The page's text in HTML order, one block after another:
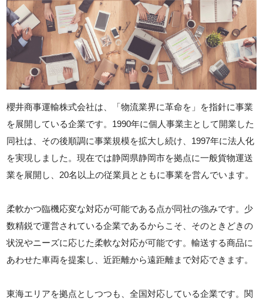
櫻井商事運輸株式会社は、「物流業界に革命を」を指針に事業
を展開している企業です。1990年に個人事業主として開業した
同社は、その後順調に事業規模を拡大し続け、1997年に法人化
を実現しました。現在では静岡県静岡市を拠点に一般貨物運送
業を展開し、20名以上の従業員とともに事業を営んでいます。
柔軟かつ臨機応変な対応が可能である点が同社の強みです。少
数精鋭で運営されている企業であるからこそ、そのときどきの
状況やニーズに応じた柔軟な対応が可能です。輸送する商品に
あわせた車両を提案し、近距離から遠距離まで対応できます。
東海エリアを拠点としつつも、全国対応している企業です。関